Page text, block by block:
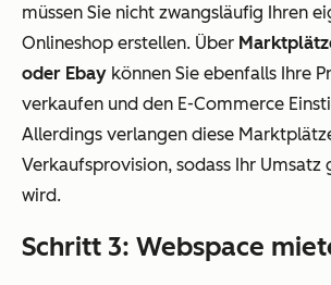
müssen Sie nicht zwangsläufig Ihren
Onlineshop erstellen. Über
oder Ebay können Sie ebenfalls Ihre
verkaufen und den E-Commerce
Allerdings verlangen diese
Verkaufsprovision, sodass Ihr Umsatz
wird.
Schritt 3: Webspace